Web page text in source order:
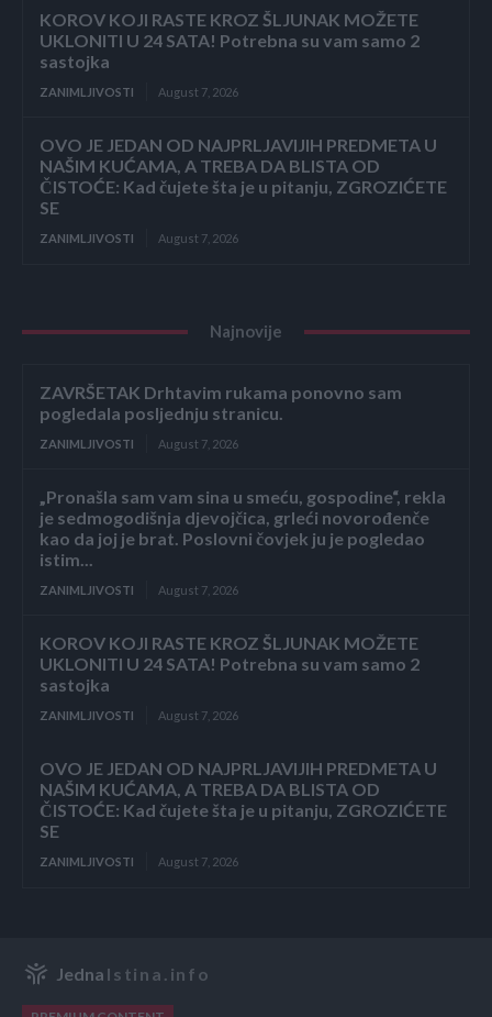
KOROV KOJI RASTE KROZ ŠLJUNAK MOŽETE
UKLONITI U 24 SATA! Potrebna su vam samo 2
sastojka
ZANIMLJIVOSTI August 7, 2026
OVO JE JEDAN OD NAJPRLJAVIJIH PREDMETA U
NAŠIM KUĆAMA, A TREBA DA BLISTA OD
ČISTOĆE: Kad čujete šta je u pitanju, ZGROZIĆETE
SE
ZANIMLJIVOSTI August 7, 2026
Najnovije
ZAVRŠETAK Drhtavim rukama ponovno sam
pogledala posljednju stranicu.
ZANIMLJIVOSTI August 7, 2026
„Pronašla sam vam sina u smeću, gospodine“, rekla
je sedmogodišnja djevojčica, grleći novorođenče
kao da joj je brat. Poslovni čovjek ju je pogledao
istim...
ZANIMLJIVOSTI August 7, 2026
KOROV KOJI RASTE KROZ ŠLJUNAK MOŽETE
UKLONITI U 24 SATA! Potrebna su vam samo 2
sastojka
ZANIMLJIVOSTI August 7, 2026
OVO JE JEDAN OD NAJPRLJAVIJIH PREDMETA U
NAŠIM KUĆAMA, A TREBA DA BLISTA OD
ČISTOĆE: Kad čujete šta je u pitanju, ZGROZIĆETE
SE
ZANIMLJIVOSTI August 7, 2026
Jedna Istina.info